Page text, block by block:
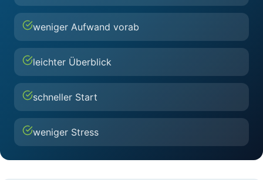
weniger Aufwand vorab
leichter Überblick
schneller Start
weniger Stress